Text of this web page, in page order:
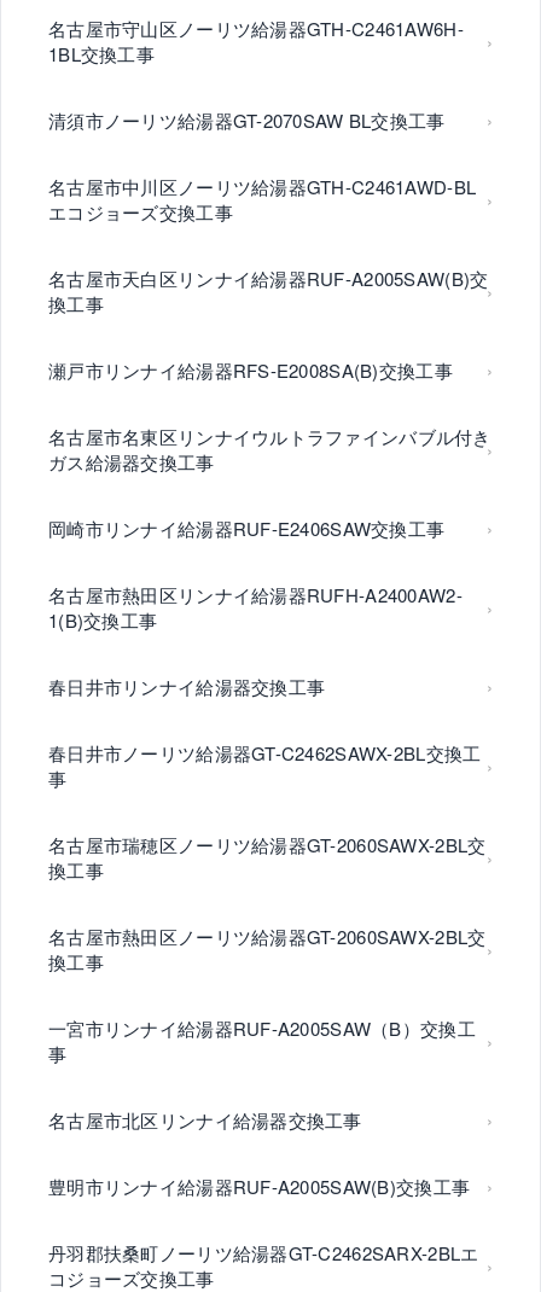
名古屋市守山区ノーリツ給湯器GTH-C2461AW6H-
1BL交換工事
清須市ノーリツ給湯器GT-2070SAW BL交換工事
名古屋市中川区ノーリツ給湯器GTH-C2461AWD-BL
エコジョーズ交換工事
名古屋市天白区リンナイ給湯器RUF-A2005SAW(B)交
換工事
瀬戸市リンナイ給湯器RFS-E2008SA(B)交換工事
名古屋市名東区リンナイウルトラファインバブル付き
ガス給湯器交換工事
岡崎市リンナイ給湯器RUF-E2406SAW交換工事
名古屋市熱田区リンナイ給湯器RUFH-A2400AW2-
1(B)交換工事
春日井市リンナイ給湯器交換工事
春日井市ノーリツ給湯器GT-C2462SAWX-2BL交換工
事
名古屋市瑞穂区ノーリツ給湯器GT-2060SAWX-2BL交
換工事
名古屋市熱田区ノーリツ給湯器GT-2060SAWX-2BL交
換工事
一宮市リンナイ給湯器RUF-A2005SAW（B）交換工
事
名古屋市北区リンナイ給湯器交換工事
豊明市リンナイ給湯器RUF-A2005SAW(B)交換工事
丹羽郡扶桑町ノーリツ給湯器GT-C2462SARX-2BLエ
コジョーズ交換工事